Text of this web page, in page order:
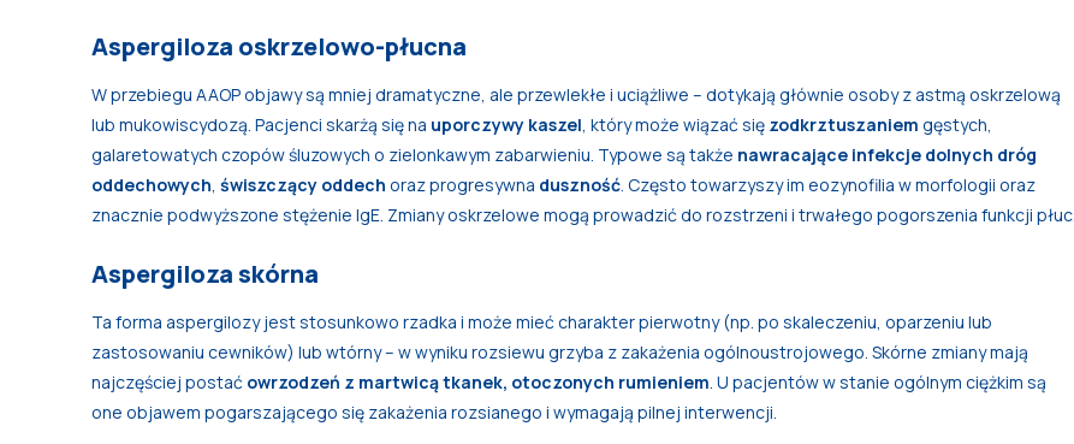
Aspergiloza oskrzelowo-płucna
W przebiegu AAOP objawy są mniej dramatyczne, ale przewlekłe i uciążliwe – dotykają głównie osoby z astmą oskrzelową
lub mukowiscydozą. Pacjenci skarżą się na uporczywy kaszel , który może wiązać się zodkrztuszaniem gęstych,
galaretowatych czopów śluzowych o zielonkawym zabarwieniu. Typowe są także nawracające infekcje dolnych dróg
oddechowych świszczący oddech oraz progresywna duszność . Często towarzyszy im eozynofilia w morfologii oraz
znacznie podwyższone stężenie IgE. Zmiany oskrzelowe mogą prowadzić do rozstrzeni i trwałego pogorszenia funkcji płuc.
Aspergiloza skórna
Ta forma aspergilozy jest stosunkowo rzadka i może mieć charakter pierwotny (np. po skaleczeniu, oparzeniu lub
zastosowaniu cewników) lub wtórny – w wyniku rozsiewu grzyba z zakażenia ogólnoustrojowego. Skórne zmiany mają
najczęściej postać owrzodzeń z martwicą tkanek, otoczonych rumieniem . U pacjentów w stanie ogólnym ciężkim są
one objawem pogarszającego się zakażenia rozsianego i wymagają pilnej interwencji.